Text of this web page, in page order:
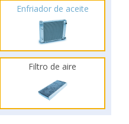
Enfriador de aceite
Filtro de aire